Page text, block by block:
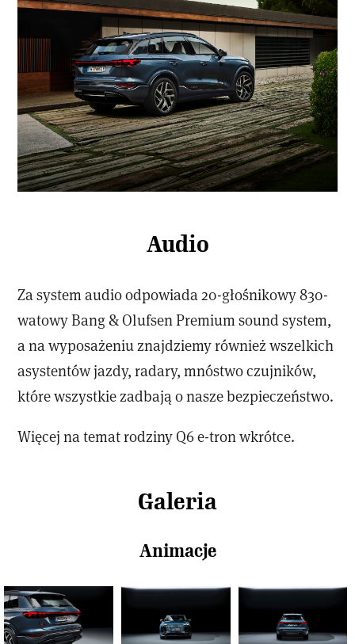
Audio
Za system audio odpowiada 20-głośnikowy 830-
watowy Bang & Olufsen Premium sound system,
a na wyposażeniu znajdziemy również wszelkich
asystentów jazdy, radary, mnóstwo czujników,
które wszystkie zadbają o nasze bezpieczeństwo.
Więcej na temat rodziny Q6 e-tron wkrótce.
Galeria
Animacje